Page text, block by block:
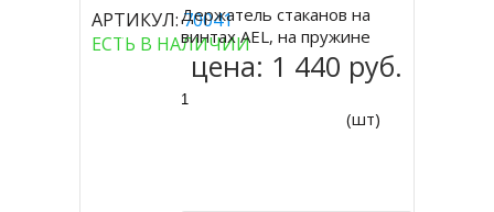
АРТИКУЛ:70041
ЕСТЬ В НАЛИЧИИ
Купить
Держатель стаканов на
винтах AEL, на пружине
цена: 1 440 руб.
(шт)